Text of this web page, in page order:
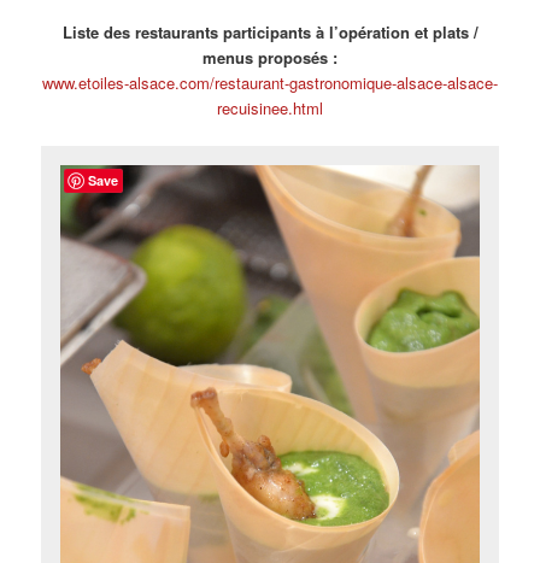
Liste des restaurants participants à l’opération et plats /
menus proposés :
www.etoiles-alsace.com/restaurant-gastronomique-alsace-alsace-
recuisinee.html
Save